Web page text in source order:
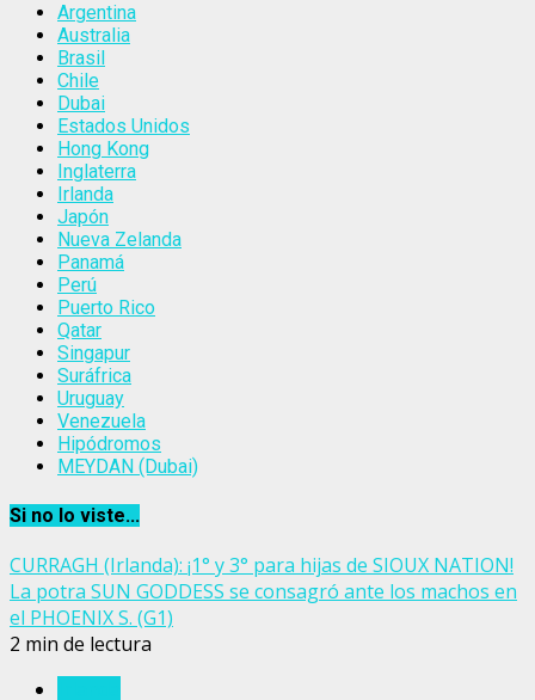
Argentina
Australia
Brasil
Chile
Dubai
Estados Unidos
Hong Kong
Inglaterra
Irlanda
Japón
Nueva Zelanda
Panamá
Perú
Puerto Rico
Qatar
Singapur
Suráfrica
Uruguay
Venezuela
Hipódromos
MEYDAN (Dubai)
Si no lo viste...
CURRAGH (Irlanda): ¡1° y 3° para hijas de SIOUX NATION!
La potra SUN GODDESS se consagró ante los machos en
el PHOENIX S. (G1)
2 min de lectura